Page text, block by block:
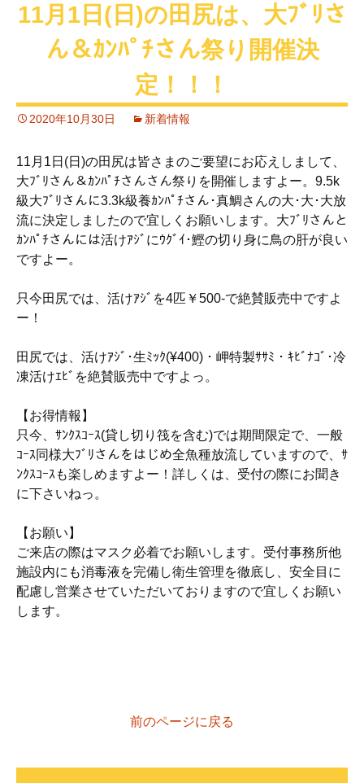
11月1日(日)の田尻は、大ﾌﾞﾘさ
ん＆ｶﾝﾊﾟﾁさん祭り開催決
定！！！
2020年10月30日 新着情報
11月1日(日)の田尻は皆さまのご要望にお応えしまして、
大ﾌﾞﾘさん＆ｶﾝﾊﾟﾁさんさん祭りを開催しますよー。9.5k
級大ﾌﾞﾘさんに3.3k級養ｶﾝﾊﾟﾁさん･真鯛さんの大･大･大放
流に決定しましたので宜しくお願いします。大ﾌﾞﾘさんと
ｶﾝﾊﾟﾁさんには活けｱｼﾞにｳｸﾞｲ･鰹の切り身に鳥の肝が良い
ですよー。
只今田尻では、活けｱｼﾞを4匹￥500-で絶賛販売中ですよ
ー！
田尻では、活けｱｼﾞ･生ﾐｯｸ(¥400)・岬特製ｻｻﾐ・ｷﾋﾞﾅｺﾞ･冷
凍活けｴﾋﾞを絶賛販売中ですよっ。
【お得情報】
只今、ｻﾝｸｽｺｰｽ(貸し切り筏を含む)では期間限定で、一般
ｺｰｽ同様大ﾌﾞﾘさんをはじめ全魚種放流していますので、ｻ
ﾝｸｽｺｰｽも楽しめますよー！詳しくは、受付の際にお聞き
に下さいねっ。
【お願い】
ご来店の際はマスク必着でお願いします。受付事務所他
施設内にも消毒液を完備し衛生管理を徹底し、安全目に
配慮し営業させていただいておりますので宜しくお願い
します。
前のページに戻る